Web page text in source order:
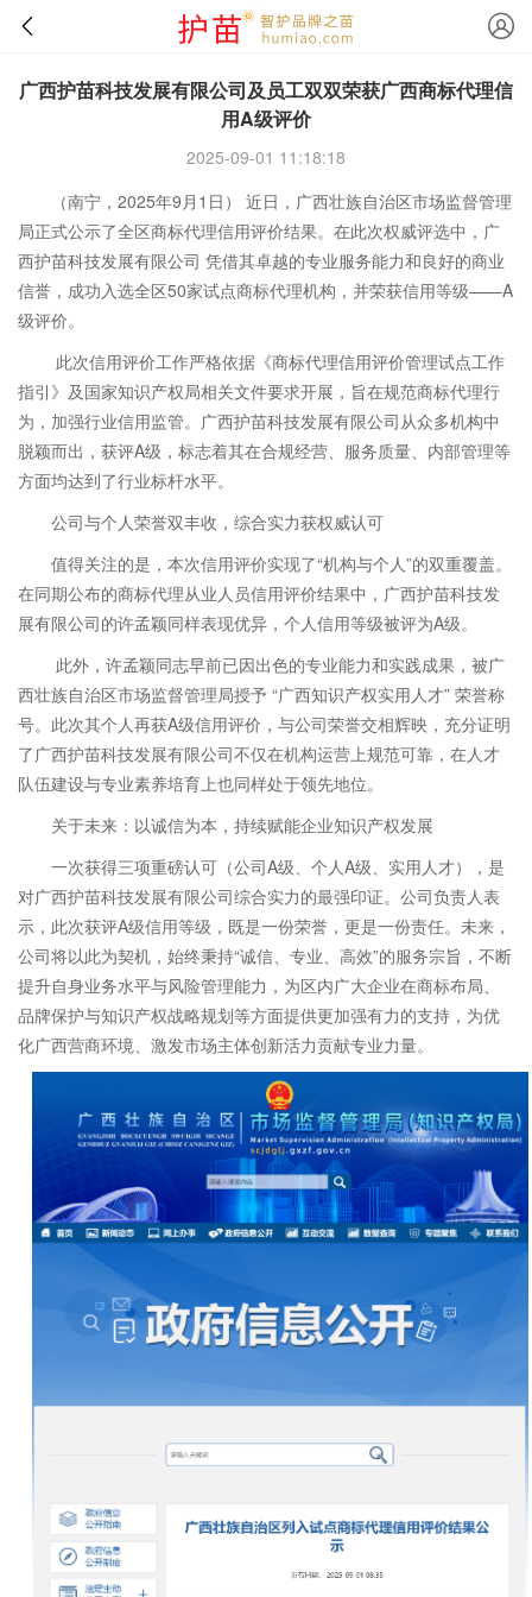
广西护苗科技发展有限公司及员工双双荣获广西商标代理信
用A级评价
2025-09-01 11:18:18
（南宁，2025年9月1日） 近日，广西壮族自治区市场监督管理
局正式公示了全区商标代理信用评价结果。在此次权威评选中，广
西护苗科技发展有限公司 凭借其卓越的专业服务能力和良好的商业
信誉，成功入选全区50家试点商标代理机构，并荣获信用等级——A
级评价。
此次信用评价工作严格依据《商标代理信用评价管理试点工作
指引》及国家知识产权局相关文件要求开展，旨在规范商标代理行
为，加强行业信用监管。广西护苗科技发展有限公司从众多机构中
脱颖而出，获评A级，标志着其在合规经营、服务质量、内部管理等
方面均达到了行业标杆水平。
公司与个人荣誉双丰收，综合实力获权威认可
值得关注的是，本次信用评价实现了“机构与个人”的双重覆盖。
在同期公布的商标代理从业人员信用评价结果中，广西护苗科技发
展有限公司的许孟颖同样表现优异，个人信用等级被评为A级。
此外，许孟颖同志早前已因出色的专业能力和实践成果，被广
西壮族自治区市场监督管理局授予 “广西知识产权实用人才” 荣誉称
号。此次其个人再获A级信用评价，与公司荣誉交相辉映，充分证明
了广西护苗科技发展有限公司不仅在机构运营上规范可靠，在人才
队伍建设与专业素养培育上也同样处于领先地位。
关于未来：以诚信为本，持续赋能企业知识产权发展
一次获得三项重磅认可（公司A级、个人A级、实用人才），是
对广西护苗科技发展有限公司综合实力的最强印证。公司负责人表
示，此次获评A级信用等级，既是一份荣誉，更是一份责任。未来，
公司将以此为契机，始终秉持“诚信、专业、高效”的服务宗旨，不断
提升自身业务水平与风险管理能力，为区内广大企业在商标布局、
品牌保护与知识产权战略规划等方面提供更加强有力的支持，为优
化广西营商环境、激发市场主体创新活力贡献专业力量。